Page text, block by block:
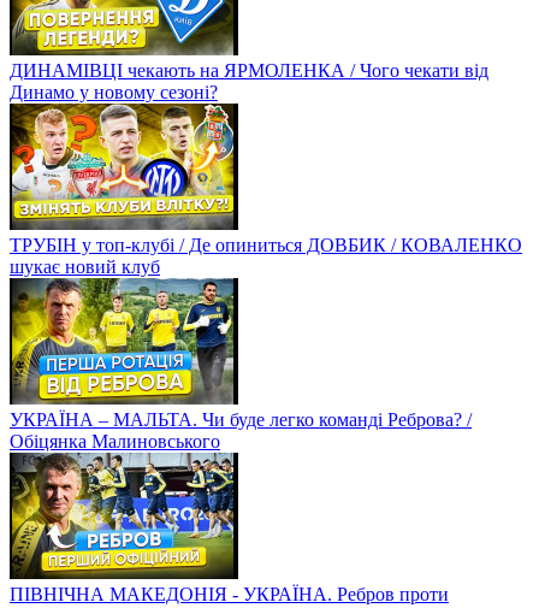
ДИНАМІВЦІ чекають на ЯРМОЛЕНКА / Чого чекати від
Динамо у новому сезоні?
ТРУБІН у топ-клубі / Де опиниться ДОВБИК / КОВАЛЕНКО
шукає новий клуб
УКРАЇНА – МАЛЬТА. Чи буде легко команді Реброва? /
Обіцянка Малиновського
ПІВНІЧНА МАКЕДОНІЯ - УКРАЇНА. Ребров проти